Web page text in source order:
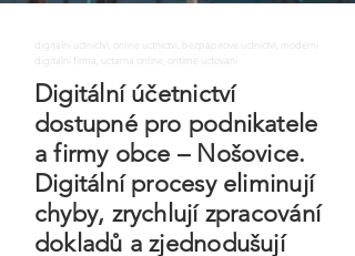
digitalni uctnictvi, online uctnictvi, bezpapirove uctnictvi, moderni
digitalni firma, uctarna online, ontime uctovani
Digitální účetnictví
dostupné pro podnikatele
a firmy obce – Nošovice.
Digitální procesy eliminují
chyby, zrychlují zpracování
dokladů a zjednodušují